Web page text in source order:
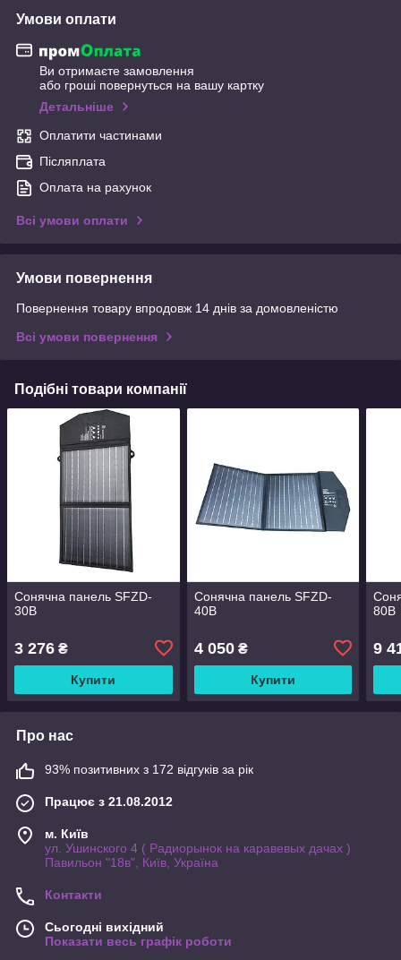
Умови оплати
Ви отримаєте замовлення
або гроші повернуться на вашу картку
Детальніше
Оплатити частинами
Післяплата
Оплата на рахунок
Всі умови оплати
Умови повернення
Повернення товару впродовж 14 днів за домовленістю
Всі умови повернення
Подібні товари компанії
Сонячна панель SFZD-
30B
3 276 ₴
Купити
Сонячна панель SFZD-
40B
4 050₴
Купити
80B
9
Про нас
93% позитивних з 172 відгуків за рік
Працює з 21.08.2012
м. Київ
ул. Ушинского 4 ( Радиорынок на каравевых дачах )
Павильон "18в", Київ, Україна
Контакти
Сьогодні вихідний
Показати весь графік роботи